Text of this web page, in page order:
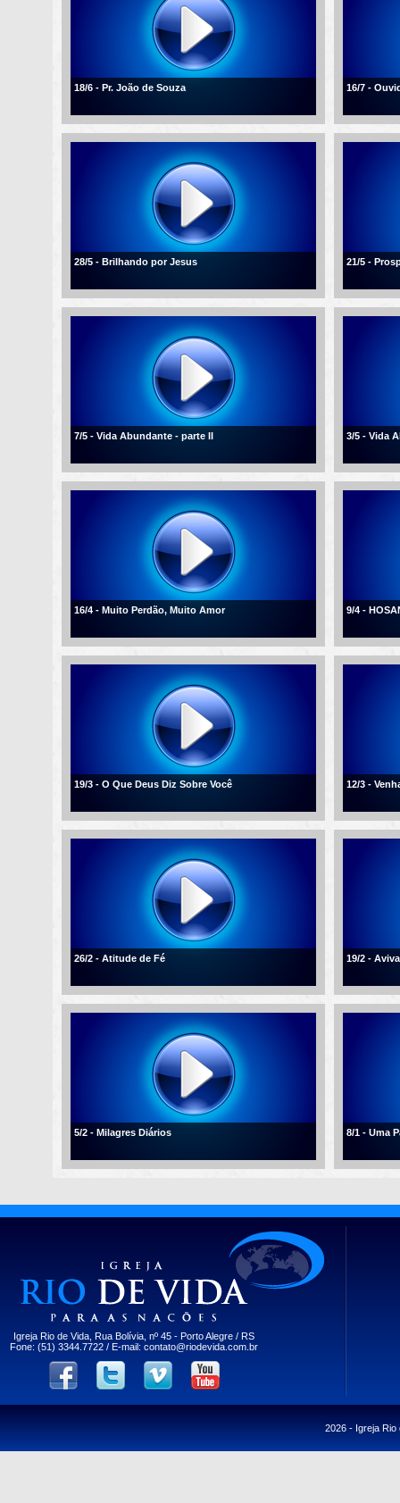
18/6 - Pr. João de Souza 16/7 -
28/5 - Brilhando por Jesus 21/5 -
7/5 - Vida Abundante - parte II 3/5 - Vida
16/4 - Muito Perdão, Muito Amor 9/4 -
19/3 - O Que Deus Diz Sobre Você 12/3 -
26/2 - Atitude de Fé 19/2 -
5/2 - Milagres Diários 8/1 - Uma
Igreja Rio de Vida, Rua Bolívia, nº 45 - Porto Alegre / RS
Fone: (51) 3344.7722 / E-mail:contato@riodevida.com.br
2026 - Igreja Rio